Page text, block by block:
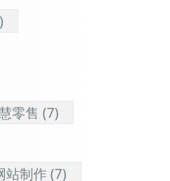
零售 (7)
站制作(7)